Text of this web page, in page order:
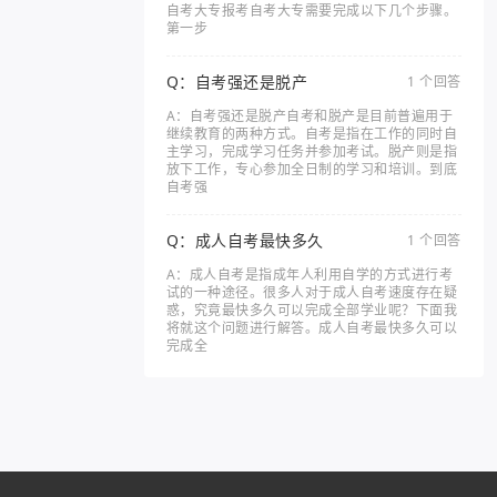
自考大专报考自考大专需要完成以下几个步骤。
第一步
Q：自考强还是脱产
1 个回答
A：自考强还是脱产自考和脱产是目前普遍用于
继续教育的两种方式。自考是指在工作的同时自
主学习，完成学习任务并参加考试。脱产则是指
放下工作，专心参加全日制的学习和培训。到底
自考强
Q：成人自考最快多久
1 个回答
A：成人自考是指成年人利用自学的方式进行考
试的一种途径。很多人对于成人自考速度存在疑
惑，究竟最快多久可以完成全部学业呢？下面我
将就这个问题进行解答。成人自考最快多久可以
完成全